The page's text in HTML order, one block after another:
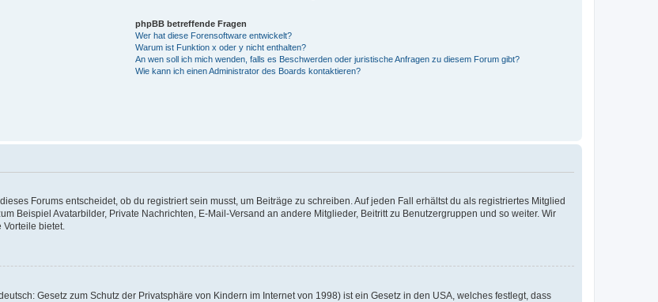
phpBB betreffende Fragen
Wer hat diese Forensoftware entwickelt?
Warum ist Funktion x oder y nicht enthalten?
An wen soll ich mich wenden, falls es Beschwerden oder juristische Anfragen zu diesem Forum gibt?
Wie kann ich einen Administrator des Boards kontaktieren?
Forums entscheidet, ob du registriert sein musst, um Beiträge zu schreiben. Auf jeden Fall erhältst du als registriertes Mitglied
Beispiel Avatarbilder, Private Nachrichten, E-Mail-Versand an andere Mitglieder, Beitritt zu Benutzergruppen und so weiter. Wir
bietet.
Gesetz zum Schutz der Privatsphäre von Kindern im Internet von 1998) ist ein Gesetz in den USA, welches festlegt, dass